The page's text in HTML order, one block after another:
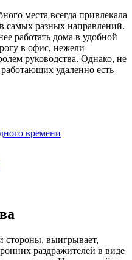
места всегда привлекала
самых разных направлений.
работать дома в удобной
в офис, нежели
руководства. Однако, не
удаленно есть
времени
стороны, выигрывает,
раздражителей в виде